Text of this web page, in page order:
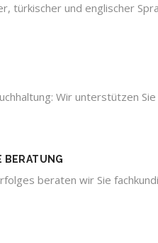
türkischer und englischer
Wir unterstützen
BERATUNG
beraten wir Sie